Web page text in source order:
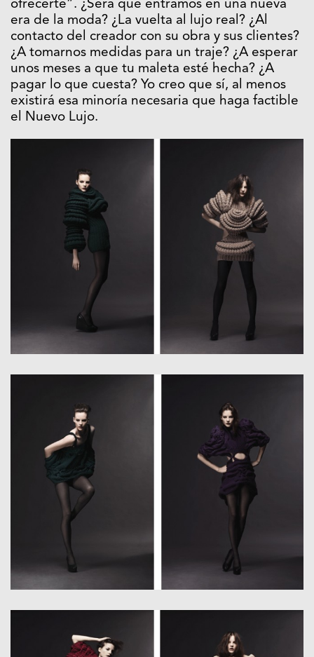
ofrecerte”. ¿Será que entramos en una nueva
era de la moda? ¿La vuelta al lujo real? ¿Al
contacto del creador con su obra y sus clientes?
¿A tomarnos medidas para un traje? ¿A esperar
unos meses a que tu maleta esté hecha? ¿A
pagar lo que cuesta? Yo creo que sí, al menos
existirá esa minoría necesaria que haga factible
el Nuevo Lujo.